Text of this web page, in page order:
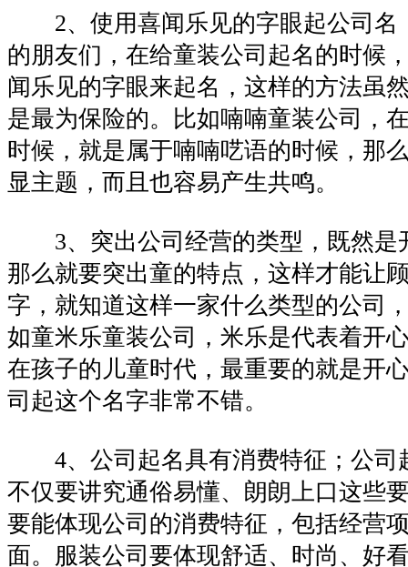
2、使用喜闻乐见的字眼起公司名
的朋友们，在给童装公司起名的时候
闻乐见的字眼来起名，这样的方法虽
是最为保险的。比如喃喃童装公司，
时候，就是属于喃喃呓语的时候，那
显主题，而且也容易产生共鸣。
3、突出公司经营的类型，既然是
那么就要突出童的特点，这样才能让
字，就知道这样一家什么类型的公司
如童米乐童装公司，米乐是代表着开
在孩子的儿童时代，最重要的就是开
司起这个名字非常不错。
4、公司起名具有消费特征；公司
不仅要讲究通俗易懂、朗朗上口这些
要能体现公司的消费特征，包括经营
面。服装公司要体现舒适、时尚、好